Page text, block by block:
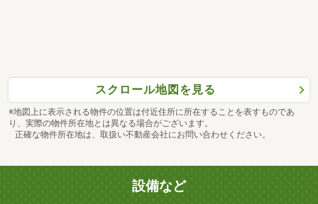
スクロール地図を見る
※地図上に表示される物件の位置は付近住所に所在することを表すものであ
り、実際の物件所在地とは異なる場合がございます。
正確な物件所在地は、取扱い不動産会社にお問い合わせください。
設備など